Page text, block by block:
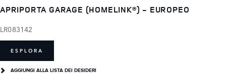
APRIPORTA GARAGE (HOMELINK®) - EUROPEO
LR083142
ESPLORA
AGGIUNGI ALLA LISTA DEI DESIDERI